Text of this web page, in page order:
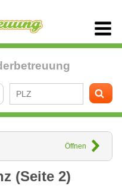
Öffnen
(Seite 2)